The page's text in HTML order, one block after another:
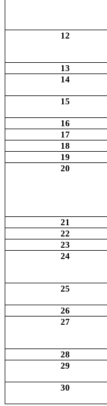
12
13
14
15
16
17
18
19
20
21
22
23
24
25
26
27
28
29
30